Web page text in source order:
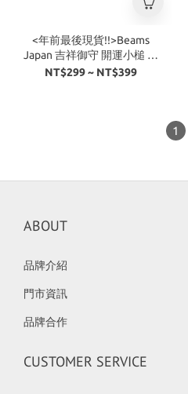
<年前最後現貨!!>Beams
Japan 吉祥御守 開運小槌 金
龜 金雕 金鶴 惠比壽 生肖限
NT$299 ~ NT$399
1
ABOUT
品牌介紹
門市資訊
品牌合作
CUSTOMER SERVICE